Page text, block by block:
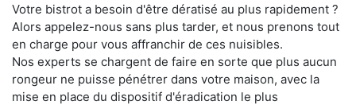
Votre bistrot a besoin d'être dératisé au plus rapidement ?
Alors appelez-nous sans plus tarder, et nous prenons tout
en charge pour vous affranchir de ces nuisibles.
Nos experts se chargent de faire en sorte que plus aucun
rongeur ne puisse pénétrer dans votre maison, avec la
mise en place du dispositif d'éradication le plus